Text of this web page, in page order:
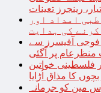
رینجرز تعینات
امداد اور
کی ہدایت
فوجی آفیسرز سے
منظرعام پر آگئی
فلسطینی خواتین
بچوں کا مذاق اُڑایا
مین کو جرمانہ